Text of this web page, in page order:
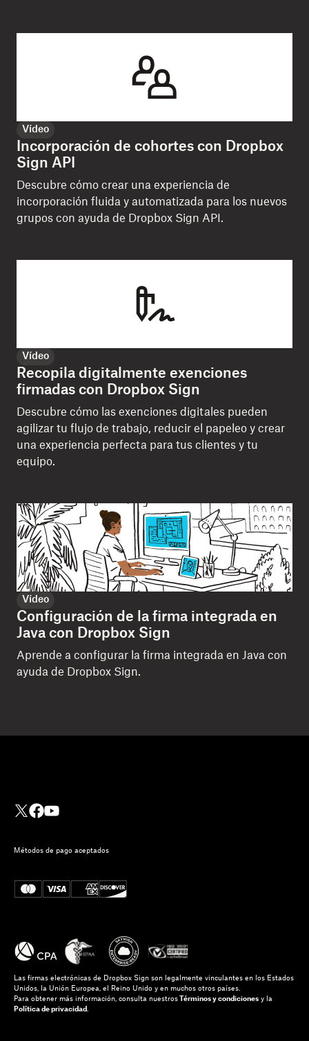
Vídeo
Incorporación de cohortes con Dropbox
Sign API
Descubre cómo crear una experiencia de
incorporación fluida y automatizada para los nuevos
grupos con ayuda de Dropbox Sign API.
Vídeo
Recopila digitalmente exenciones
firmadas con Dropbox Sign
Descubre cómo las exenciones digitales pueden
agilizar tu flujo de trabajo, reducir el papeleo y crear
una experiencia perfecta para tus clientes y tu
equipo.
Vídeo
Configuración de la firma integrada en
Java con Dropbox Sign
Aprende a configurar la firma integrada en Java con
ayuda de Dropbox Sign.
Métodos de pago aceptados
Las firmas electrónicas de Dropbox Sign son legalmente vinculantes en los Estados
Unidos, la Unión Europea, el Reino Unido y en muchos otros países.
Para obtener más información, consulta nuestros Términos y condiciones y la
Política de privacidad.